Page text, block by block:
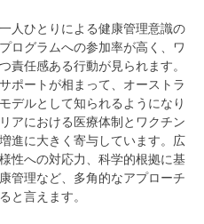
人ひとりによる健康管理意識の
ログラムへの参加率が高く、ワ
責任感ある行動が見られます。
ポートが相まって、オーストラ
デルとして知られるようになり
アにおける医療体制とワクチン
進に大きく寄与しています。広
性への対応力、科学的根拠に基
管理など、多角的なアプローチ
と言えます。